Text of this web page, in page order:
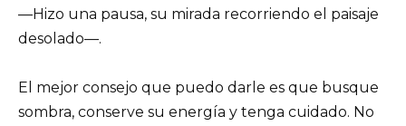
—Hizo una pausa, su mirada recorriendo el paisaje
desolado—.
El mejor consejo que puedo darle es que busque
sombra, conserve su energía y tenga cuidado. No